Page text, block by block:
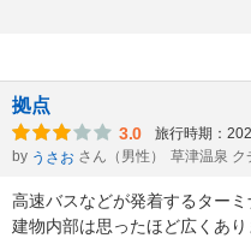
拠点
3.0 旅行時期：
by うさお さん（男性） 草津温泉 ク
高速バスなどが発着するター
建物内部は思ったほど広くあり